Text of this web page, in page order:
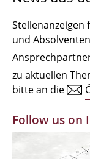
Institute
Zeichensäle
MBW |
Alumni |
und
zu aktuellen
bitte an die
Follow us on